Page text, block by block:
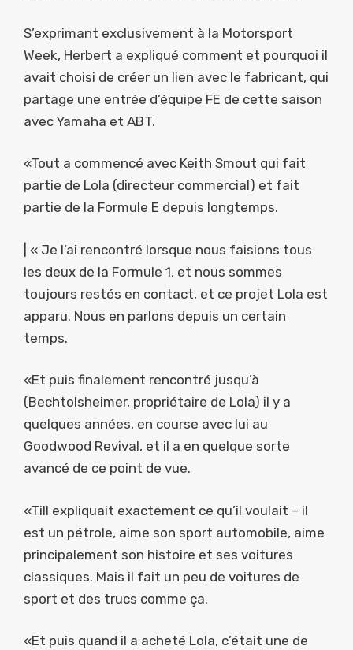
S’exprimant exclusivement à la Motorsport
Week, Herbert a expliqué comment et pourquoi il
avait choisi de créer un lien avec le fabricant, qui
partage une entrée d’équipe FE de cette saison
avec Yamaha et ABT.
«Tout a commencé avec Keith Smout qui fait
partie de Lola (directeur commercial) et fait
partie de la Formule E depuis longtemps.
| « Je l’ai rencontré lorsque nous faisions tous
les deux de la Formule 1, et nous sommes
toujours restés en contact, et ce projet Lola est
apparu. Nous en parlons depuis un certain
temps.
«Et puis finalement rencontré jusqu’à
(Bechtolsheimer, propriétaire de Lola) il y a
quelques années, en course avec lui au
Goodwood Revival, et il a en quelque sorte
avancé de ce point de vue.
«Till expliquait exactement ce qu’il voulait – il
est un pétrole, aime son sport automobile, aime
principalement son histoire et ses voitures
classiques. Mais il fait un peu de voitures de
sport et des trucs comme ça.
«Et puis quand il a acheté Lola, c’était une de